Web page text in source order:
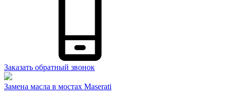
Заказать обратный звонок
Замена масла в мостах Maserati